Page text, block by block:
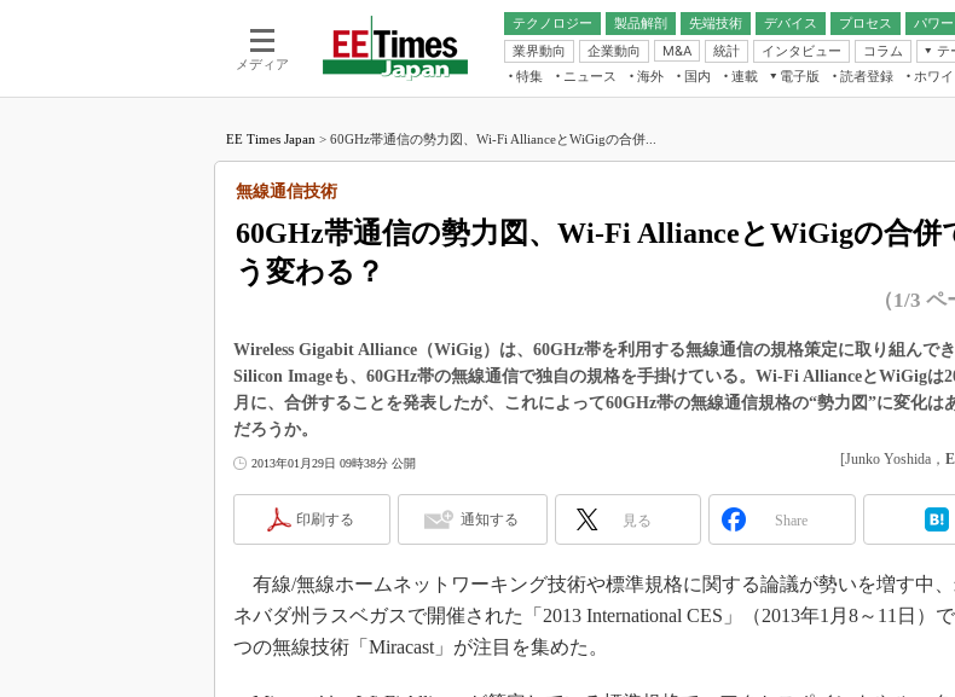
メディア
テクノロジー 製品解剖
先端技術
電池／エネルギー
デバイス
アナログ
マイコン
プロセス パワー
無線
業界動向
企業動向 M&A 統計 インタビュー コラム
テ
フィジカルAI
読者調査（EE Times Research）
電源設計（EDN Japan）
エレクトロニクス入門（EDN
Japan）
特集 ニュース 海外 国内
連載
福田昭のデバイス通信
大山聡の業界スコープ
世界を「数字」で回してみよう
踊るバズワード ～Behind the
製品分解で探るアジアの新トレンド
光伝送技術を知る
“異端児エンジニア”が仕掛けた社内
改革、執念の180日
イノベーションは日本を救うのか
電子版
電子ブックレット
読者登録 ホワ
EE Times Japan > 60GHz帯通信の勢力図、Wi-Fi AllianceとWiGigの合併...
60GHz帯通信の勢力図、Wi-Fi AllianceとWiGigの合併
う変わる？
無線通信技術
（1/3 ペ
Wireless Gigabit Alliance（WiGig）は、60GHz帯を利用する無線通信の規格策定に取り組んでき
Silicon Imageも、60GHz帯の無線通信で独自の規格を手掛けている。Wi-Fi AllianceとWiGigは
月に、合併することを発表したが、これによって60GHz帯の無線通信規格の“勢力図”に変化は
だろうか。
2013年01月29日 09時38分 公開 [Junko Yoshida，
印刷する 通知する 見る Share
有線/無線ホームネットワーキング技術や標準規格に関する論議が勢いを増す中、
ネバダ州ラスベガスで開催された「2013 International CES」（2013年1月8～11日）
つの無線技術「Miracast」が注目を集めた。